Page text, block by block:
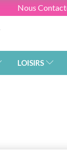
Nous
LOISIRS